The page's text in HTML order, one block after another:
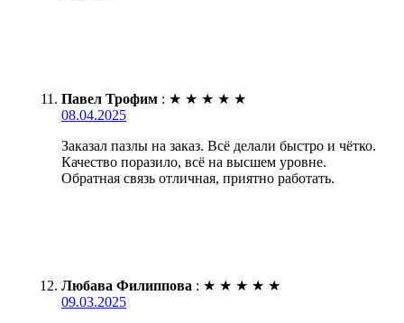
Павел Трофим : ★ ★ ★ ★ ★
08.04.2025
Заказал пазлы на заказ. Всё делали быстро и чётко.
Качество поразило, всё на высшем уровне.
Обратная связь отличная, приятно работать.
Любава Филиппова : ★ ★ ★ ★ ★
09.03.2025